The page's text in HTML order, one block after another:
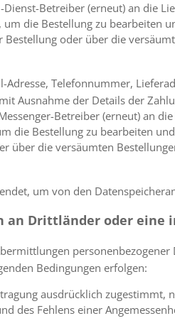
Betreiber (erneut) an die
die Bestellung zu bearbeiten
oder über die
Adresse, Telefonnummer,
Ausnahme der Details der
Betreiber (erneut) an
die Bestellung zu bearbeiten
über die versäumten
um von den
an Drittländer oder
Bedingungen erfolgen:
ausdrücklich zugestimmt,
des Fehlens einer